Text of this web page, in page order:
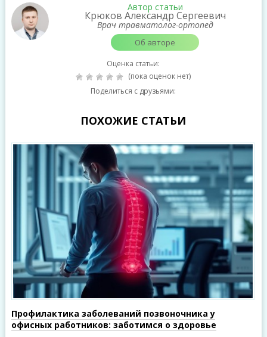
Автор статьи
Крюков Александр Сергеевич
Врач травматолог-ортопед
Об авторе
Оценка статьи:
(пока оценок нет)
Поделиться с друзьями:
ПОХОЖИЕ СТАТЬИ
Профилактика заболеваний позвоночника у
офисных работников: заботимся о здоровье